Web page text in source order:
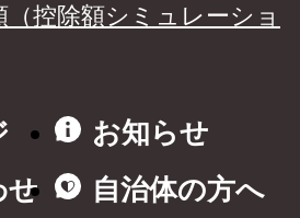
控除額シミュレーショ
お知らせ
せ
自治体の方へ